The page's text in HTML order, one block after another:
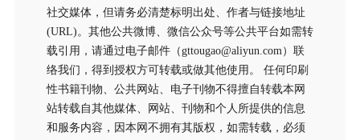
社交媒体，但请务必清楚标明出处、作者与链接地址
(URL)。其他公共微博、微信公众号等公共平台如需转
载引用，请通过电子邮件（gttougao@aliyun.com）联
络我们，得到授权方可转载或做其他使用。 任何印刷
性书籍刊物、公共网站、电子刊物不得擅自转载本网
站转载自其他媒体、网站、刊物和个人所提供的信息
和服务内容，因本网不拥有其版权，如需转载，必须